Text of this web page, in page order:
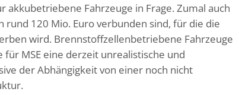
akkubetriebene Fahrzeuge in Frage. Zumal auch
120 Mio. Euro verbunden sind, für die die
wird. Brennstoffzellenbetriebene Fahrzeuge
MSE eine derzeit unrealistische und
der Abhängigkeit von einer noch nicht